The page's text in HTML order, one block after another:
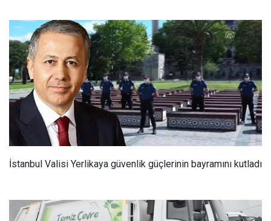
İstanbul Valisi Yerlikaya güvenlik güçlerinin bayramını kutladı